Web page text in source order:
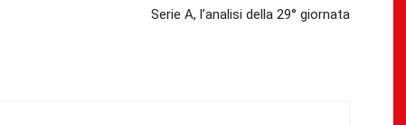
Serie A, l’analisi della 29° giornata